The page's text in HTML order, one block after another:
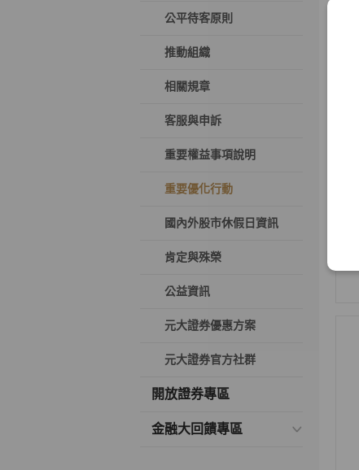
公平待客原則
推動組織
相關規章
客服與申訴
重要權益事項說明
重要優化行動
國內外股市休假日資訊
肯定與殊榮
公益資訊
元大證券優惠方案
元大證券官方社群
開放證券專區
金融大回饋專區